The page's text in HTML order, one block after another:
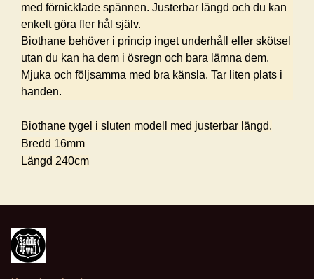
med förnicklade spännen. Justerbar längd och du kan
enkelt göra fler hål själv.
Biothane behöver i princip inget underhåll eller skötsel
utan du kan ha dem i ösregn och bara lämna dem.
Mjuka och följsamma med bra känsla. Tar liten plats i
handen.
Biothane tygel i sluten modell med justerbar längd.
Bredd 16mm
Längd 240cm